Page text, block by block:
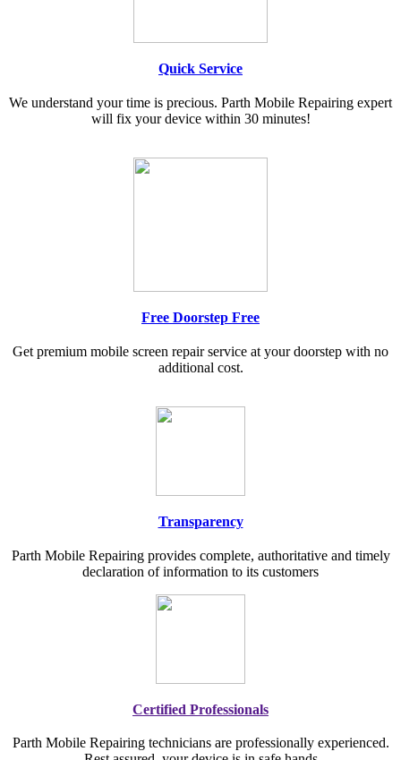
Quick Service
We understand your time is precious. Parth Mobile Repairing expert
will fix your device within 30 minutes!
Free Doorstep Free
Get premium mobile screen repair service at your doorstep with no
additional cost.
Transparency
Parth Mobile Repairing provides complete, authoritative and timely
declaration of information to its customers
Certified Professionals
Parth Mobile Repairing technicians are professionally experienced.